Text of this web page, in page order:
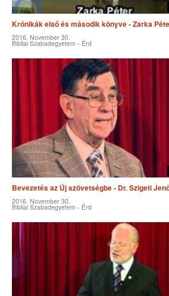
Krónikák első és második könyve - Zarka
2016. November 30.
Bibliai Szabadegyetem - Érd
Bevezetés az Új szövetségbe - Dr. Szigeti
2016. November 30.
Bibliai Szabadegyetem - Érd